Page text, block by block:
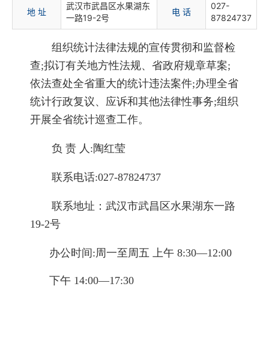
地 址
武汉市武昌区水果湖东
一路19-2号
电 话
027-
87824737
组织统计法律法规的宣传贯彻和监督检
查;拟订有关地方性法规、省政府规章草案;
依法查处全省重大的统计违法案件;办理全省
统计行政复议、应诉和其他法律性事务;组织
开展全省统计巡查工作。
负 责 人:陶红莹
联系电话:027-87824737
联系地址：武汉市武昌区水果湖东一路
19-2号
办公时间:周一至周五 上午 8:30—12:00
下午 14:00—17:30